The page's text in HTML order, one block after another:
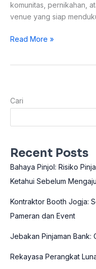
komunitas, pernikahan,
venue yang siap
Read More »
Cari
Recent Posts
Bahaya Pinjol: Risiko
Ketahui Sebelum
Kontraktor Booth Jogja:
Pameran dan Event
Jebakan Pinjaman Bank:
Rekayasa Perangkat